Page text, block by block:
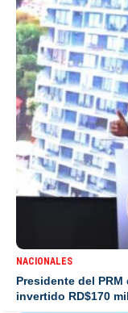
NACIONALES
Presidente del
invertido RD$170